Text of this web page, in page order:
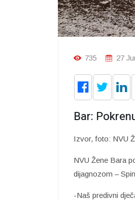
735 27
Bar:
Izvor, foto: NVU
NVU Žene Bara
dijagnozom –
-Naš predivni